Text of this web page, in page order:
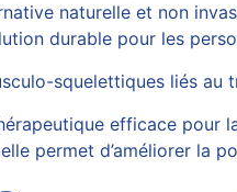
naturelle et non
durable pour les
squelettiques liés au
efficace
permet d’améliorer la